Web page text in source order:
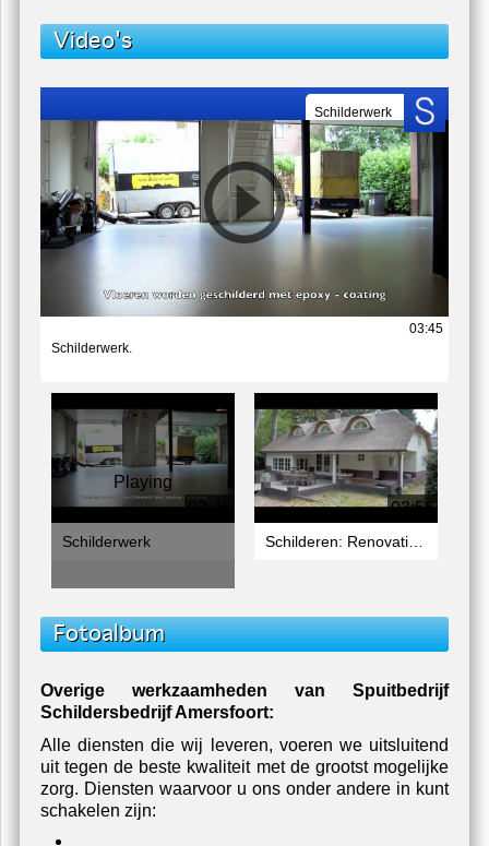
Video's
Schilderwerk
03:45
Schilderwerk.
Schilderwerk
Playing
Schilderen: Renovatie van een villa in Blaricum
03:55
Fotoalbum
Overige werkzaamheden van Spuitbedrijf
Schildersbedrijf Amersfoort:
Alle diensten die wij leveren, voeren we uitsluitend
uit tegen de beste kwaliteit met de grootst mogelijke
zorg. Diensten waarvoor u ons onder andere in kunt
schakelen zijn: